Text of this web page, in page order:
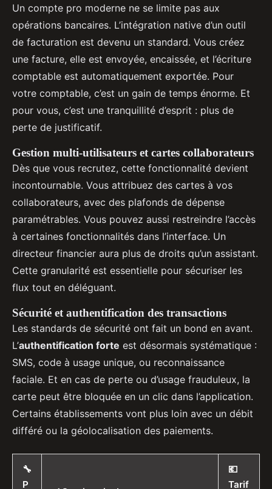
Un compte pro moderne ne se limite pas aux
opérations bancaires. L’intégration native d’un outil
de facturation est devenu un standard. Vous créez
une facture, elle est envoyée, encaissée, et l’écriture
comptable est automatiquement exportée. Pour
votre comptable, c’est un gain de temps énorme. Et
pour vous, c’est une tranquillité d’esprit : plus de
perte de justificatif.
Gestion multi-utilisateurs et cartes collaborateurs
Dès que vous recrutez, cette fonctionnalité devient
incontournable. Vous attribuez des cartes à vos
collaborateurs, avec des plafonds de dépense
paramétrables. Vous pouvez aussi restreindre l’accès
à certaines fonctionnalités dans l’interface. Un
directeur financier aura plus de droits qu’un assistant.
Cette granularité est essentielle pour sécuriser les
flux tout en déléguant.
Sécurité et authentification des transactions
Les standards de sécurité ont fait un bond en avant.
L’authentification forte est désormais systématique :
SMS, code à usage unique, ou reconnaissance
faciale. Et en cas de perte ou d’usage frauduleux, la
carte peut être bloquée en un clic dans l’application.
Certains établissements vont plus loin avec un débit
différé ou la géolocalisation des paiements.
🔧
P
💶
Tarif